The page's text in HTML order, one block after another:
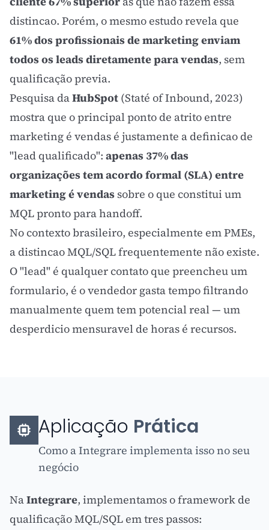
distincao. Porém, o mesmo estudo revela que
61% dos profissionais de marketing enviam
todos os leads diretamente para vendas, sem
qualificação previa.
Pesquisa daHubSpot (Staté of Inbound, 2023)
mostra que o principal ponto de atrito entre
marketing é vendas é justamente a definicao de
"lead qualificado": apenas 37% das
organizações tem acordo formal (SLA) entre
marketing é vendas sobre o que constitui um
MQL pronto para handoff.
No contexto brasileiro, especialmente em PMEs,
a distincao MQL/SQL frequentemente não existe.
O "lead" é qualquer contato que preencheu um
formulario, é o vendedor gasta tempo filtrando
manualmente quem tem potencial real — um
desperdicio mensuravel de horas é recursos.
Aplicação Prática
Como a Integrare implementa isso no seu
negócio
NaIntegrare, implementamos o framework de
qualificação MQL/SQL em tres passos: